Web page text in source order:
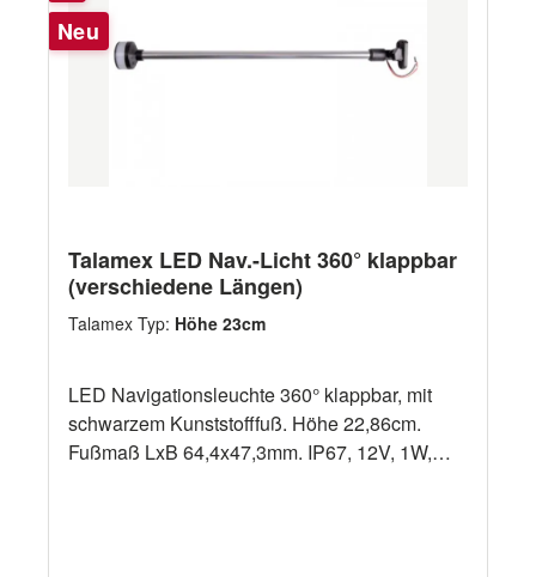
Neu
Talamex LED Nav.-Licht 360° klappbar
(verschiedene Längen)
Talamex Typ: Höhe 23cm
LED Navigationsleuchte 360° klappbar, mit
schwarzem Kunststofffuß. Höhe 22,86cm.
Fußmaß LxB 64,4x47,3mm. IP67, 12V, 1W,